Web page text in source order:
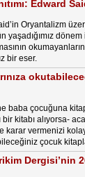
Edward
Oryantalizm
yaşadığımız
bir eser.
baba çocuğuna
bir kitabı alıyorsa-
karar vermenizi
çocuk
Dergisi’nin